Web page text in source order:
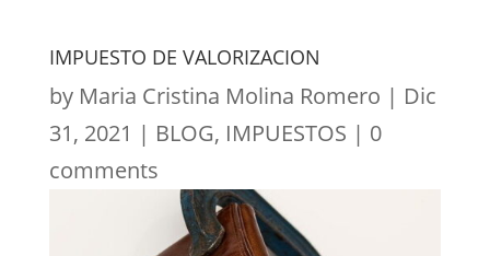
IMPUESTO DE VALORIZACION
by Maria Cristina Molina Romero | Dic
31, 2021 | BLOG, IMPUESTOS | 0
comments